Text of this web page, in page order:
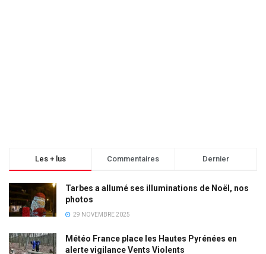
Les + lus Commentaires Dernier
Tarbes a allumé ses illuminations de Noël, nos
photos
29 NOVEMBRE 2025
Météo France place les Hautes Pyrénées en
alerte vigilance Vents Violents